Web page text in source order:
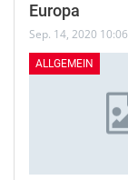
Europa
Sep. 14, 2020 10:06
ALLGEMEIN